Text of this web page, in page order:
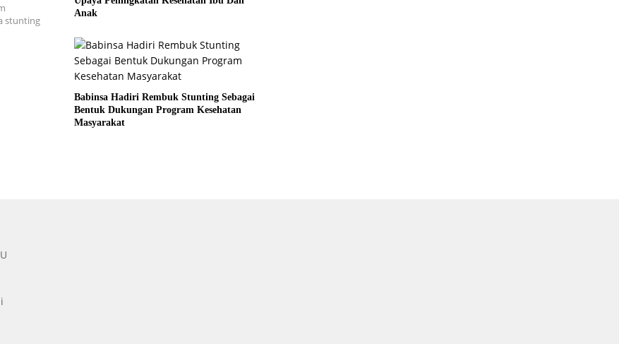
stunting
Anak
Babinsa Hadiri Rembuk Stunting Sebagai
Bentuk Dukungan Program Kesehatan
Masyarakat